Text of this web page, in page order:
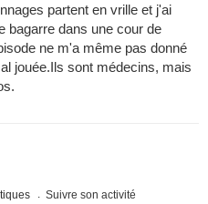
partent en vrille et j'ai
bagarre dans une cour de
ne m'a même pas donné
jouée.Ils sont médecins, mais
Suivre son activité